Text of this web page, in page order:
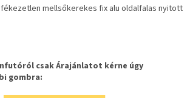
mellsőkerekes fix alu oldalfalas nyitott
csak Árajánlatot kérne úgy
gombra: